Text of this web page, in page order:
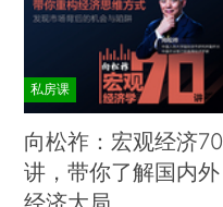
私房课
向松祚：宏观经济70
讲，带你了解国内外